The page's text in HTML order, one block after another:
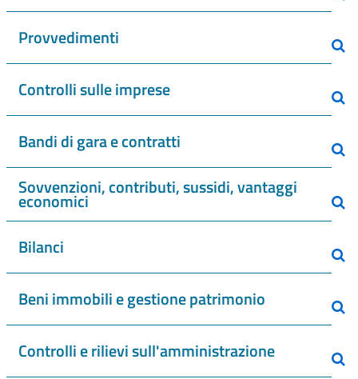
Provvedimenti
Controlli sulle imprese
Bandi di gara e contratti
Sovvenzioni, contributi, sussidi, vantaggi
economici
Bilanci
Beni immobili e gestione patrimonio
Controlli e rilievi sull'amministrazione